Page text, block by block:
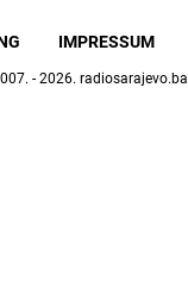
IMPRESSUM
- 2026. radiosarajevo.ba